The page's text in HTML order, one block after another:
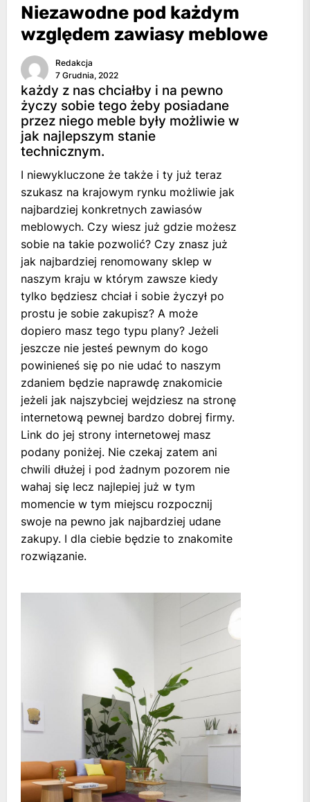
Niezawodne pod każdym
względem zawiasy meblowe
Redakcja
7 Grudnia, 2022
każdy z nas chciałby i na pewno
życzy sobie tego żeby posiadane
przez niego meble były możliwie w
jak najlepszym stanie
technicznym.
I niewykluczone że także i ty już teraz
szukasz na krajowym rynku możliwie jak
najbardziej konkretnych zawiasów
meblowych. Czy wiesz już gdzie możesz
sobie na takie pozwolić? Czy znasz już
jak najbardziej renomowany sklep w
naszym kraju w którym zawsze kiedy
tylko będziesz chciał i sobie życzył po
prostu je sobie zakupisz? A może
dopiero masz tego typu plany? Jeżeli
jeszcze nie jesteś pewnym do kogo
powinieneś się po nie udać to naszym
zdaniem będzie naprawdę znakomicie
jeżeli jak najszybciej wejdziesz na stronę
internetową pewnej bardzo dobrej firmy.
Link do jej strony internetowej masz
podany poniżej. Nie czekaj zatem ani
chwili dłużej i pod żadnym pozorem nie
wahaj się lecz najlepiej już w tym
momencie w tym miejscu rozpocznij
swoje na pewno jak najbardziej udane
zakupy. I dla ciebie będzie to znakomite
rozwiązanie.